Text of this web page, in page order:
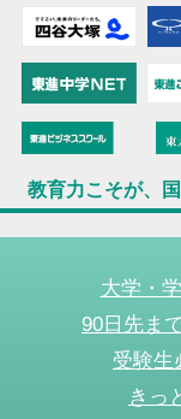
教育力こそが、国
大学・
90日先ま
受験生
きっ